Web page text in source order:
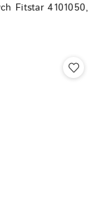
Fitstar 4101050,